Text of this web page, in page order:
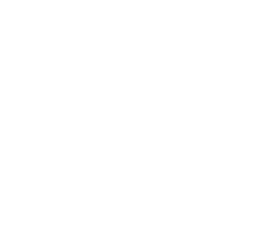
、《中华人民
保